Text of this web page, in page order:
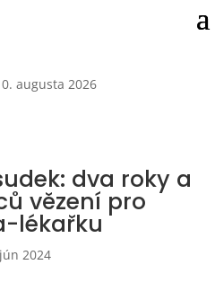
augusta 2026
dva roky a
vězení pro
lékařku
2024